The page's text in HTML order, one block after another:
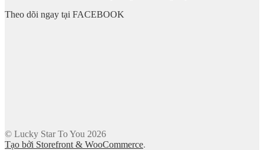
Theo dõi ngay tại FACEBOOK
© Lucky Star To You 2026
Tạo bởi Storefront & WooCommerce.